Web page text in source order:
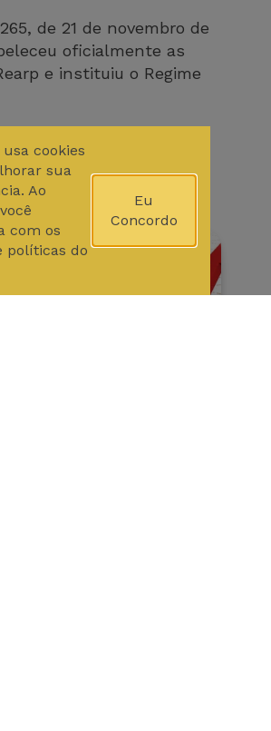
de 21 de novembro de
oficialmente as
e instituiu o Regime
cookies
sua
Ao
com os
políticas do
Eu
Concordo